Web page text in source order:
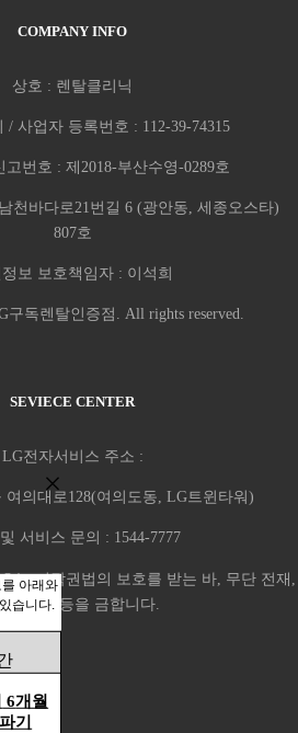
COMPANY INFO
상호 : 렌탈클리닉
/ 사업자 등록번호 : 112-39-74315
고번호 : 제2018-부산수영-0289호
천바다로21번길 6 (광안동, 세종오스타)
807호
보 보호책임자 : 이석희
독렌탈인증점. All rights reserved.
SEVIECE CENTER
LG전자서비스 주소 :
여의대로128(여의도동, LG트윈타워)
서비스 문의 : 1544-7777
는 저작권법의 보호를 받는 바, 무단 전재,
, 배포 등을 금합니다.
아래와
습니다.
6개월
기